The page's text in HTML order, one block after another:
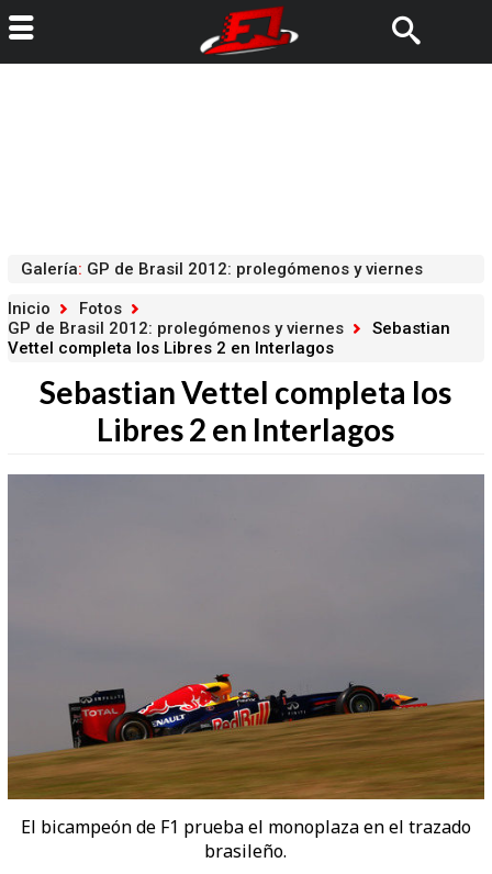
Galería: GP de Brasil 2012: prolegómenos y viernes
Inicio
Fotos
GP de Brasil 2012: prolegómenos y viernes
Sebastian
Vettel completa los Libres 2 en Interlagos
Sebastian Vettel completa los
Libres 2 en Interlagos
El bicampeón de F1 prueba el monoplaza en el trazado
brasileño.